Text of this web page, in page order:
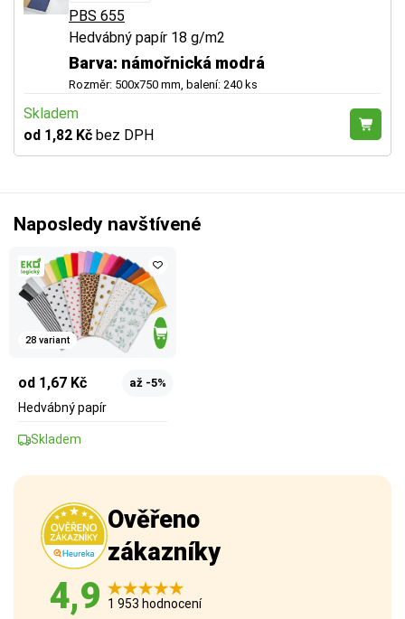
PBS 655
Hedvábný papír 18 g/m2
Barva: námořnická modrá
Rozměr: 500x750 mm, balení: 240 ks
Skladem
od 1,82 Kč bez DPH
Naposledy navštívené
28 variant
od 1,67 Kč až -5%
Hedvábný papír
Skladem
Ověřeno
zákazníky
4,9 1 953 hodnocení